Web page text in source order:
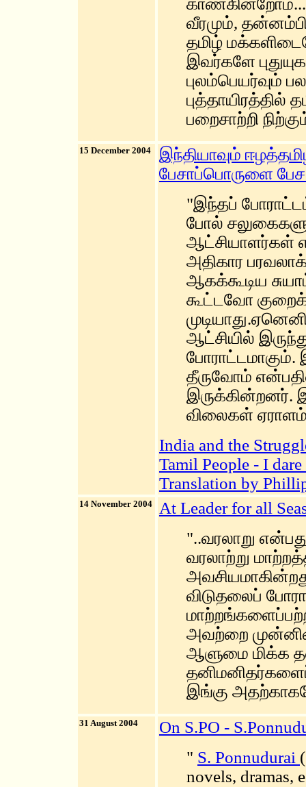
காண்கின்றோம்...
வீரமும்,
தமிழ்
இவர்களே
புலம்பெயர்வும்
புத்தாயிரத்தில்
பறைசாற்றி
15 December 2004
இந்தியாவும்
பேசாப்பொருளை
"இந்தப்
போல்
ஆட்சியாளர்கள்
அதிகார
ஆகக்கூடிய
கூட்டவோ
ஆட்சியில்
தீருவோம்
விலைகள்
India and the
Tamil People - I
Translation by
14 November 2004
At Leader for all
"..வரலாறு
வரலாற்று
விடுதலைப்
அவற்றை
ஆளுமை மிக்க
இங்கு
31 August 2004
On S.PO -
" S. Ponnudurai
novels, dramas,